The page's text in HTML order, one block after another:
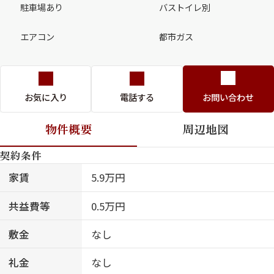
駐車場あり バストイレ別
エアコン 都市ガス
お気に入り 電話する お問い合わせ
物件概要 周辺地図
契約条件
家賃
5.9万円
共益費等
0.5万円
敷金
なし
礼金
なし